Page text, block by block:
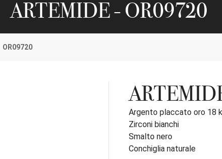
ARTEMIDE - OR09720
OR09720
Argento placcato oro 18
Zirconi bianchi
Smalto nero
Conchiglia naturale